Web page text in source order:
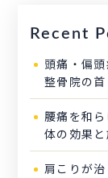
Recent
頭痛・偏
整骨院の
腰痛を和
体の効果
肩こりが